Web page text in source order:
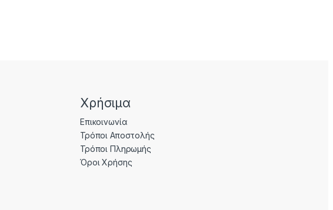
Χρήσιμα
Επικοινωνία
Τρόποι Αποστολής
Τρόποι Πληρωμής
Όροι Χρήσης